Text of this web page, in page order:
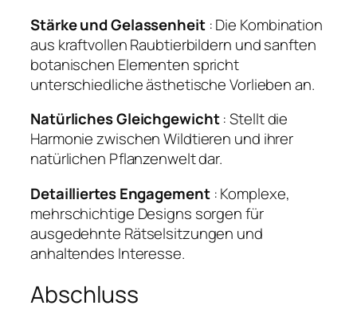
Stärke und Gelassenheit: Die Kombination
aus kraftvollen Raubtierbildern und sanften
botanischen Elementen spricht
unterschiedliche ästhetische Vorlieben an.
Natürliches Gleichgewicht: Stellt die
Harmonie zwischen Wildtieren und ihrer
natürlichen Pflanzenwelt dar.
Detailliertes Engagement: Komplexe,
mehrschichtige Designs sorgen für
ausgedehnte Rätselsitzungen und
anhaltendes Interesse.
Abschluss